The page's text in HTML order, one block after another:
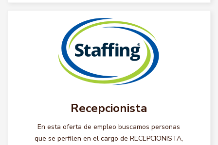
Recepcionista
En esta oferta de empleo buscamos personas
que se perfilen en el cargo de RECEPCIONISTA,